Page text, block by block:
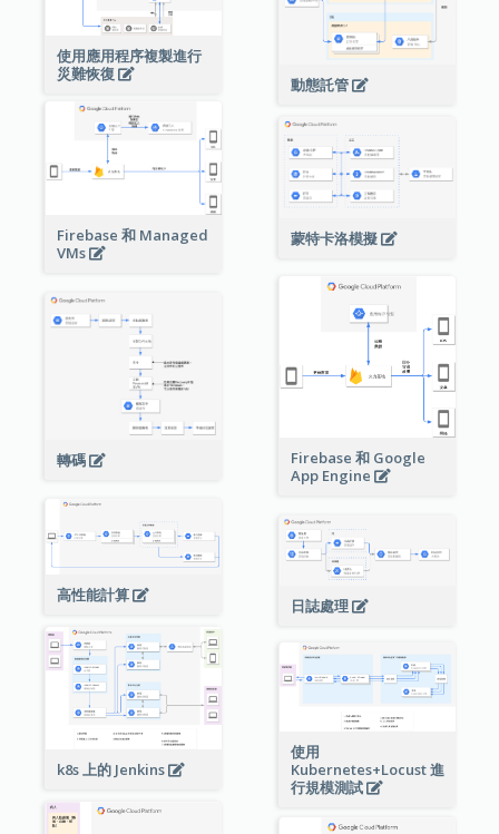
使用應用程序複製進行
災難恢復
動態託管
Firebase 和 Managed
VMs
蒙特卡洛模擬
Firebase 和 Google
App Engine
轉碼
高性能計算
日誌處理
k8s 上的 Jenkins
使用
Kubernetes+Locust 進
行規模測試